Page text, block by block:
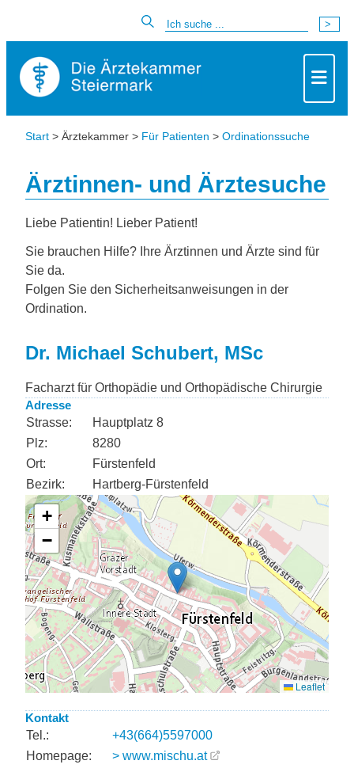
Start > Ärztekammer > Für Patienten > Ordinationssuche
Ärztinnen- und Ärztesuche
Liebe Patientin! Lieber Patient!
Sie brauchen Hilfe? Ihre Ärztinnen und Ärzte sind für
Sie da.
Folgen Sie den Sicherheitsanweisungen in der
Ordination.
Dr. Michael Schubert, MSc
Facharzt für Orthopädie und Orthopädische Chirurgie
Adresse
Strasse:
Hauptplatz 8
Plz:
8280
Ort:
Fürstenfeld
Bezirk:
Hartberg-Fürstenfeld
Kontakt
Tel.:
+43(664)5597000
Homepage:
> www.mischu.at